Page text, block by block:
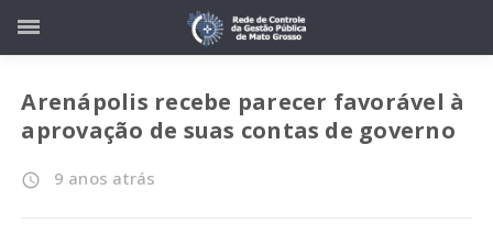
Arenápolis recebe parecer favorável à
aprovação de suas contas de governo
access_time 9 anos atrás